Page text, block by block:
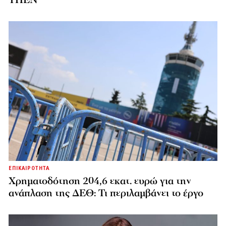
ΕΠΙΚΑΙΡΟΤΗΤΑ
Χρηματοδότηση 204,6 εκατ. ευρώ για την
ανάπλαση της ΔΕΘ: Τι περιλαμβάνει το έργο